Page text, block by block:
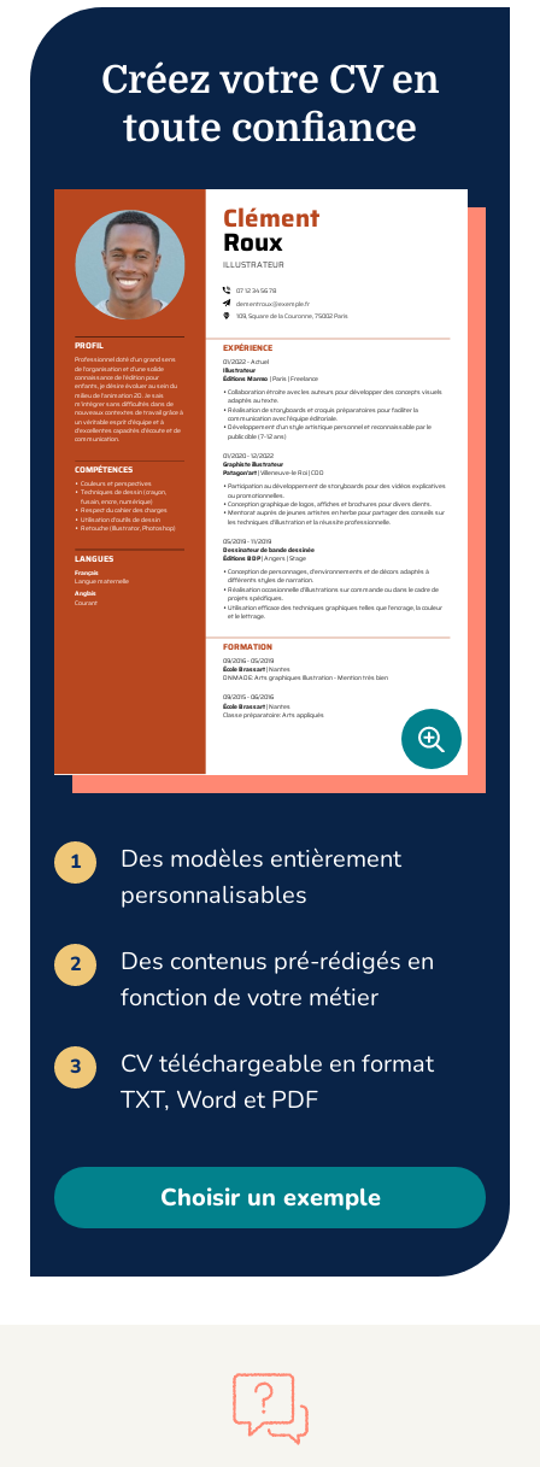
Créez votre CV en
toute confiance
Des modèles entièrement
personnalisables
Des contenus pré-rédigés en
fonction de votre métier
CV téléchargeable en format
TXT, Word et PDF
Choisir un exemple